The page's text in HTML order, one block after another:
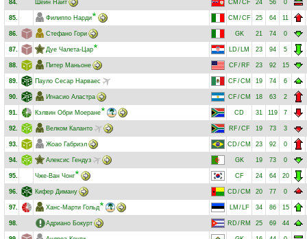
84. Шейн Найт CM /CF 24 56 0
85. Филиппо Нарди CM /CF 25 64 11
86. Стефано Гори GK 21 74 0
87. Дуе Чалета-Цар LD / LM 23 94 5
88. Питер Маньоне CF / RF 23 92 15
89. Пауло Сесар Нарваес CF/CM 19 74 6
90. Игнасио Аластра CF /CM 18 63 2
91. Кэлвин Обри Моеране CD 31 119 7
92. Велком Каланто RF /CF 19 73 3
93. Жоао Габриэл CD /CM 23 92 0
94. Алексис Гендуз GK 19 73 0
95. Чже-Ван Чонг CF 24 64 20
96. Кифер Диману CD /CM 20 77 0
97. Ханс-Марти Гольд LM / LF 34 86 15
98. Адриано Бокурт RD / RM 25 69 44